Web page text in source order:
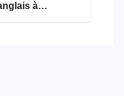
à